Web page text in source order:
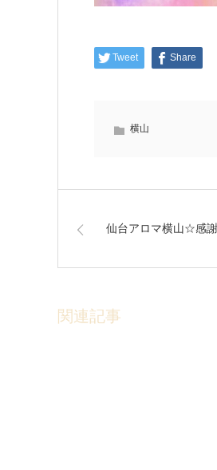
Tweet Share
横山
仙台アロマ横山☆感
関連記事